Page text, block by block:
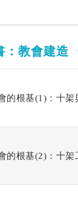
：教會建造
的根基(1)：十架
的根基(2)：十架